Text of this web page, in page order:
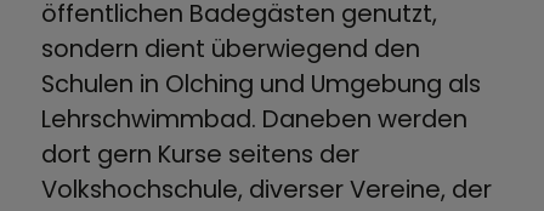
Spielplätze
Trinkbrunnen
öffentlichen Badegästen genutzt,
sondern dient überwiegend den
Schulen in Olching und Umgebung als
Lehrschwimmbad. Daneben werden
dort gern Kurse seitens der
Volkshochschule, diverser Vereine, der